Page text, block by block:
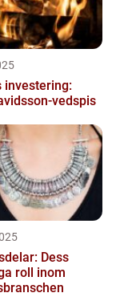
investering:
vedspis
Dess
roll inom